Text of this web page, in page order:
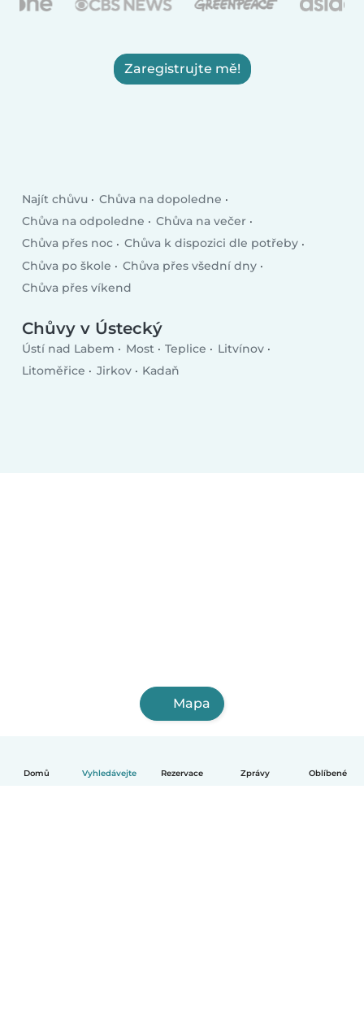
Domů Vyhledávejte Rezervace Zprávy Oblíbené
Zaregistrujte mě!
Najít chůvu
Chůva na dopoledne
Chůva na odpoledne
Chůva na večer
Chůva přes noc
Chůva k dispozici dle potřeby
Chůva po škole
Chůva přes všední dny
Chůva přes víkend
Chůvy v Ústecký
Ústí nad Labem Most Teplice
Litvínov
Litoměřice
Jirkov Kadaň
Mapa